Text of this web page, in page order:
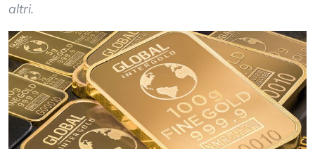
altri.